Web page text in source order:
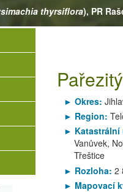
thyrsiflora), PR
glycerion
vernum
Boloria selene
Okres:
Region:
Katastrální
Vanůvek,
Třeštice
Rozloha: 2
Mapovací